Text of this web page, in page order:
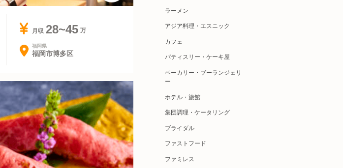
月収 28~45
福岡県
福岡市博多区
ラーメン
アジア料理・エスニック
カフェ
パティスリー・ケーキ屋
ベーカリー・ブーランジェリ
ー
ホテル・旅館
集団調理・ケータリング
ブライダル
ファストフード
ファミレス